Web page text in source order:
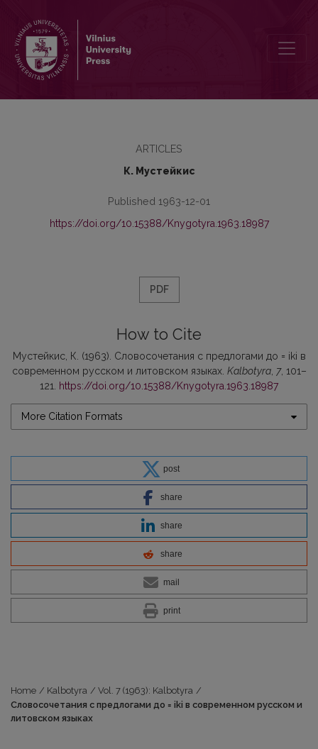
ARTICLES
К. Мустейкис
Published 1963-12-01
https://doi.org/10.15388/Knygotyra.1963.18987
PDF
How to Cite
Мустейкис, К. (1963). Словосочетания с предлогами до = iki в
современном русском и литовском языках. Kalbotyra, 7, 101–
121.
https://doi.org/10.15388/Knygotyra.1963.18987
More Citation Formats
post
share
share
share
mail
print
Home / Kalbotyra / Vol. 7 (1963): Kalbotyra /
Словосочетания с предлогами до = iki в современном русском и
литовском языках